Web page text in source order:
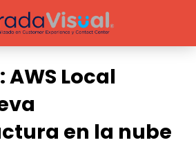
Local
en la nube